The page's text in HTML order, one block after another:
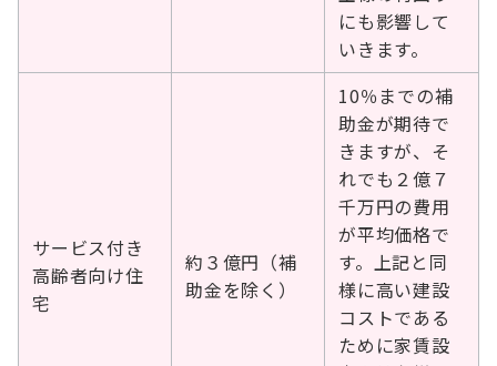
にも影響して
いきます。
サービス付き
高齢者向け住
宅
約３億円（補
助金を除く）
10％までの補
助金が期待で
きますが、そ
れでも２億７
千万円の費用
が平均価格で
す。上記と同
様に高い建設
コストである
ために家賃設